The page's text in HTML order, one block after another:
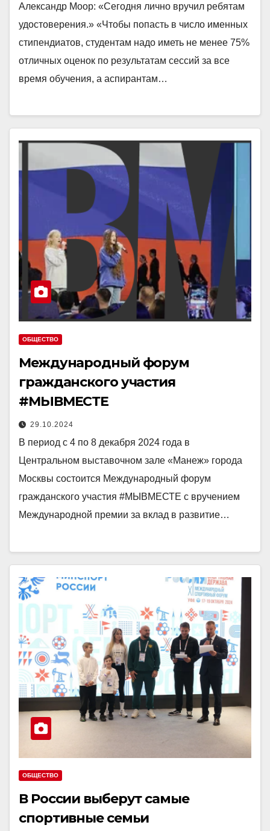
Александр Моор: «Сегодня лично вручил ребятам
удостоверения.» «Чтобы попасть в число именных
стипендиатов, студентам надо иметь не менее 75%
отличных оценок по результатам сессий за все
время обучения, а аспирантам…
ОБЩЕСТВО
Международный форум
гражданского участия
#МЫВМЕСТЕ
29.10.2024
В период с 4 по 8 декабря 2024 года в
Центральном выставочном зале «Манеж» города
Москвы состоится Международный форум
гражданского участия #МЫВМЕСТЕ с вручением
Международной премии за вклад в развитие…
ОБЩЕСТВО
В России выберут самые
спортивные семьи